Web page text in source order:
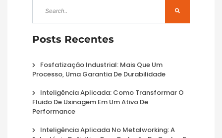
Posts Recentes
Fosfatização Industrial: Mais Que Um
Processo, Uma Garantia De Durabilidade
Inteligência Aplicada: Como Transformar O
Fluido De Usinagem Em Um Ativo De
Performance
Inteligência Aplicada No Metalworking: A